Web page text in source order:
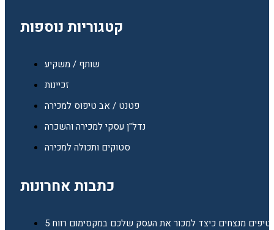
קטגוריות נוספות
שותף / משקיע
זכיינות
פטנט / אב טיפוס למכירה
נדל"ן עסקי למכירה והשכרה
סטוקים ותכולה למכירה
כתבות אחרונות
5 טיפים מנצחים כיצד למכור את העסק שלכם במקסימום רווח